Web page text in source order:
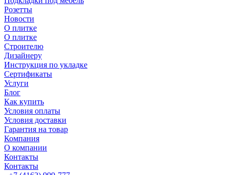
Розетты
Новости
О плитке
О плитке
Строителю
Дизайнеру
Инструкция по укладке
Сертификаты
Услуги
Блог
Как купить
Условия оплаты
Условия доставки
Гарантия на товар
Компания
О компании
Контакты
Контакты